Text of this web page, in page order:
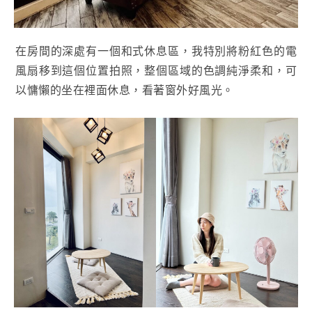
在房間的深處有一個和式休息區，我特別將粉紅色的電
風扇移到這個位置拍照，整個區域的色調純淨柔和，可
以慵懶的坐在裡面休息，看著窗外好風光。